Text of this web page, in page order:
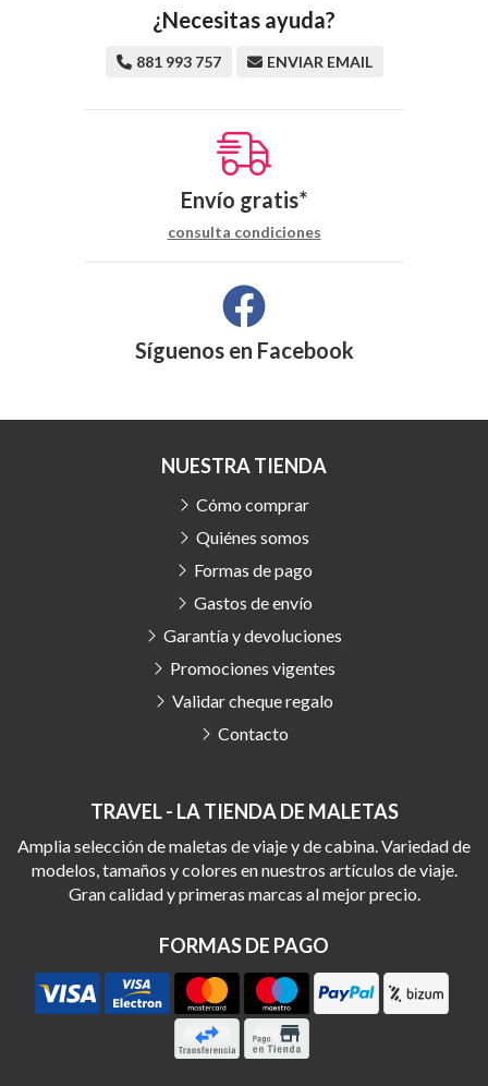
¿Necesitas ayuda?
881 993 757 ENVIAR EMAIL
Envío gratis*
consulta condiciones
Síguenos en Facebook
TRAVEL - LA TIENDA DE MALETAS
Amplia selección de maletas de viaje y de cabina. Variedad de
modelos, tamaños y colores en nuestros artículos de viaje.
Gran calidad y primeras marcas al mejor precio.
FORMAS DE PAGO
NUESTRA TIENDA
Cómo comprar
Quiénes somos
Formas de pago
Gastos de envío
Garantía y devoluciones
Promociones vigentes
Validar cheque regalo
Contacto